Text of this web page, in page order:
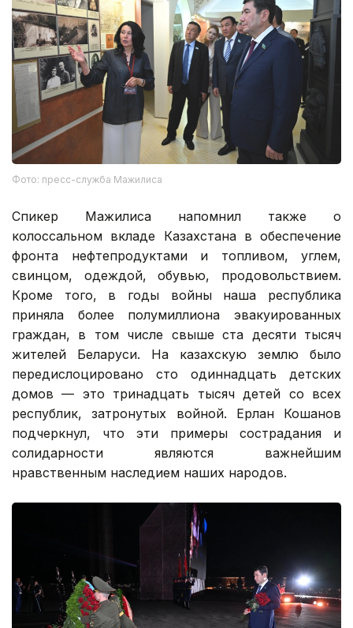
Фото: пресс-служба Мажилиса
Спикер Мажилиса напомнил также о
колоссальном вкладе Казахстана в обеспечение
фронта нефтепродуктами и топливом, углем,
свинцом, одеждой, обувью, продовольствием.
Кроме того, в годы войны наша республика
приняла более полумиллиона эвакуированных
граждан, в том числе свыше ста десяти тысяч
жителей Беларуси. На казахскую землю было
передислоцировано сто одиннадцать детских
домов — это тринадцать тысяч детей со всех
республик, затронутых войной. Ерлан Кошанов
подчеркнул, что эти примеры сострадания и
солидарности являются важнейшим
нравственным наследием наших народов.